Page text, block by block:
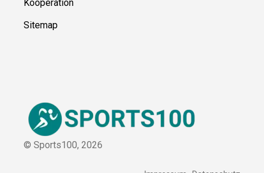
Über uns
Kontakt